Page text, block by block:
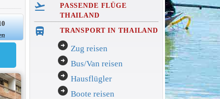
flight_takeoff
PASSENDE FLÜGE
THAILAND
directions_bus_filled TRANSPORT IN THAILAND
arrow_circle_right Zug reisen
arrow_circle_right Bus/Van reisen
arrow_circle_right Hausflügler
arrow_circle_right Boote reisen